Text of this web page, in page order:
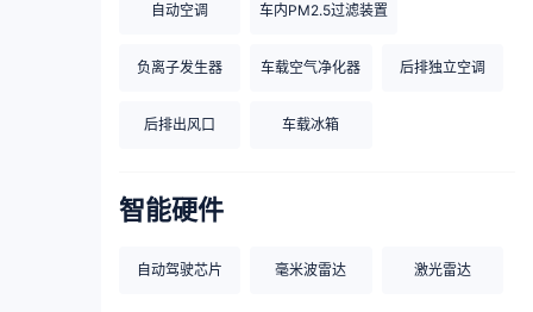
自动空调 车内PM2.5过滤装置
负离子发生器 车载空气净化器 后排独立空调
后排出风口 车载冰箱
智能硬件
自动驾驶芯片 毫米波雷达 激光雷达